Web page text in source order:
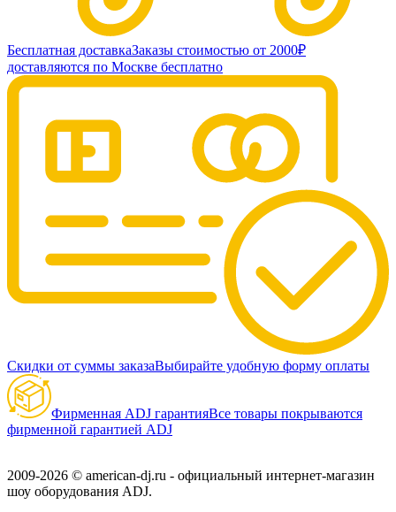
Бесплатная доставкаЗаказы стоимостью от 2000₽
доставляются по Москве бесплатно
Скидки от суммы заказаВыбирайте удобную форму оплаты
Фирменная ADJ гарантияВсе товары покрываются
фирменной гарантией ADJ
2009-2026 © american-dj.ru - официальный интернет-магазин
шоу оборудования ADJ.